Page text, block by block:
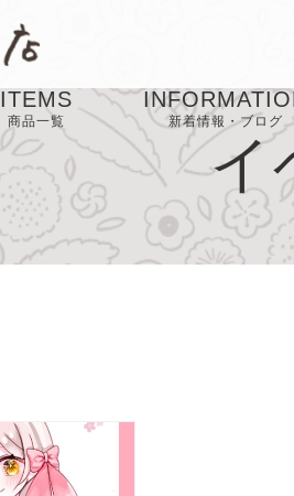
ITEMS
商品一覧 新着情報・ブログ
イ